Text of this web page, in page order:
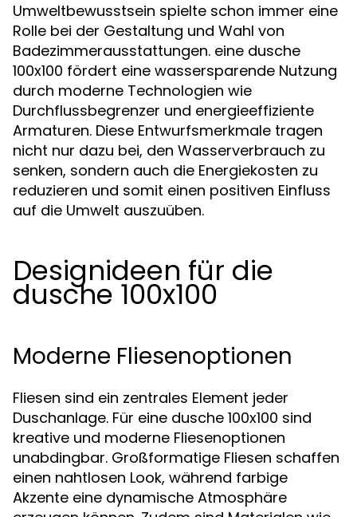
Umweltbewusstsein spielte schon immer eine
Rolle bei der Gestaltung und Wahl von
Badezimmerausstattungen. eine dusche
100x100 fördert eine wassersparende Nutzung
durch moderne Technologien wie
Durchflussbegrenzer und energieeffiziente
Armaturen. Diese Entwurfsmerkmale tragen
nicht nur dazu bei, den Wasserverbrauch zu
senken, sondern auch die Energiekosten zu
reduzieren und somit einen positiven Einfluss
auf die Umwelt auszuüben.
Designideen für die
dusche 100x100
Moderne Fliesenoptionen
Fliesen sind ein zentrales Element jeder
Duschanlage. Für eine dusche 100x100 sind
kreative und moderne Fliesenoptionen
unabdingbar. Großformatige Fliesen schaffen
einen nahtlosen Look, während farbige
Akzente eine dynamische Atmosphäre